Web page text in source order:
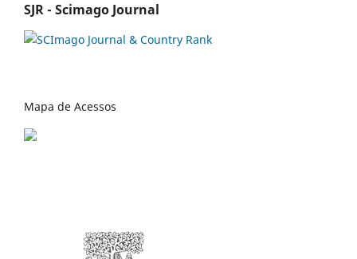
SJR - Scimago Journal
Mapa de Acessos